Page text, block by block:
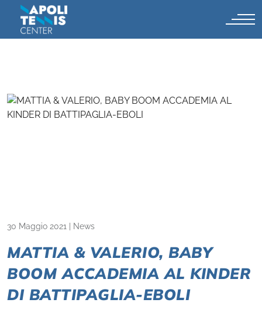
30 Maggio 2021 News
MATTIA & VALERIO, BABY
BOOM ACCADEMIA AL KINDER
DI BATTIPAGLIA-EBOLI